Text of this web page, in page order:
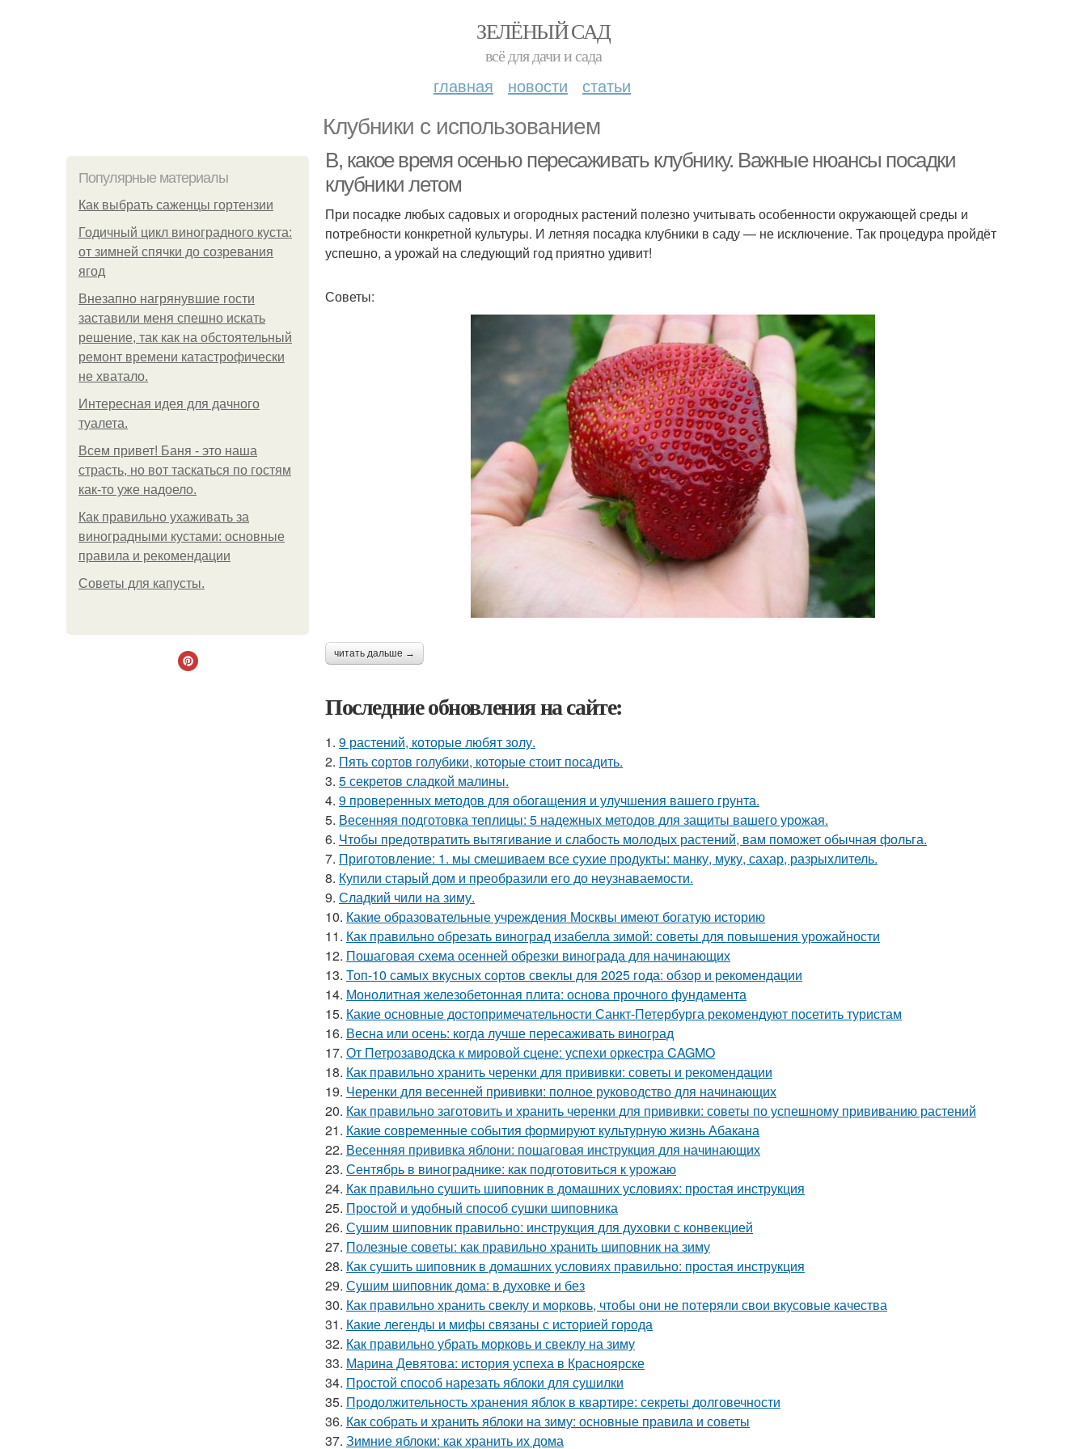
ЗЕЛЁНЫЙ САД
всё для дачи и сада
главная новости статьи
Клубники с использованием
Популярные материалы
Как выбрать саженцы гортензии
Годичный цикл виноградного куста:
от зимней спячки до созревания
ягод
Внезапно нагрянувшие гости
заставили меня спешно искать
решение, так как на обстоятельный
ремонт времени катастрофически
не хватало.
Интересная идея для дачного
туалета.
Всем привет! Баня - это наша
страсть, но вот таскаться по гостям
как-то уже надоело.
Как правильно ухаживать за
виноградными кустами: основные
правила и рекомендации
Советы для капусты.
В, какое время осенью пересаживать клубнику. Важные нюансы посадки
клубники летом
При посадке любых садовых и огородных растений полезно учитывать особенности окружающей среды и
потребности конкретной культуры. И летняя посадка клубники в саду — не исключение. Так процедура пройдёт
успешно, а урожай на следующий год приятно удивит!
Советы:
читать дальше →
Последние обновления на сайте:
1. 9 растений, которые любят золу.
2. Пять сортов голубики, которые стоит посадить.
3. 5 секретов сладкой малины.
4. 9 проверенных методов для обогащения и улучшения вашего грунта.
5. Весенняя подготовка теплицы: 5 надежных методов для защиты вашего урожая.
6. Чтобы предотвратить вытягивание и слабость молодых растений, вам поможет обычная фольга.
7. Приготовление: 1. мы смешиваем все сухие продукты: манку, муку, сахар, разрыхлитель.
8. Купили старый дом и преобразили его до неузнаваемости.
9. Сладкий чили на зиму.
10. Какие образовательные учреждения Москвы имеют богатую историю
11. Как правильно обрезать виноград изабелла зимой: советы для повышения урожайности
12. Пошаговая схема осенней обрезки винограда для начинающих
13. Топ-10 самых вкусных сортов свеклы для 2025 года: обзор и рекомендации
14. Монолитная железобетонная плита: основа прочного фундамента
15. Какие основные достопримечательности Санкт-Петербурга рекомендуют посетить туристам
16. Весна или осень: когда лучше пересаживать виноград
17. От Петрозаводска к мировой сцене: успехи оркестра CAGMO
18. Как правильно хранить черенки для прививки: советы и рекомендации
19. Черенки для весенней прививки: полное руководство для начинающих
20. Как правильно заготовить и хранить черенки для прививки: советы по успешному прививанию растений
21. Какие современные события формируют культурную жизнь Абакана
22. Весенняя прививка яблони: пошаговая инструкция для начинающих
23. Сентябрь в винограднике: как подготовиться к урожаю
24. Как правильно сушить шиповник в домашних условиях: простая инструкция
25. Простой и удобный способ сушки шиповника
26. Сушим шиповник правильно: инструкция для духовки с конвекцией
27. Полезные советы: как правильно хранить шиповник на зиму
28. Как сушить шиповник в домашних условиях правильно: простая инструкция
29. Сушим шиповник дома: в духовке и без
30. Как правильно хранить свеклу и морковь, чтобы они не потеряли свои вкусовые качества
31. Какие легенды и мифы связаны с историей города
32. Как правильно убрать морковь и свеклу на зиму
33. Марина Девятова: история успеха в Красноярске
34. Простой способ нарезать яблоки для сушилки
35. Продолжительность хранения яблок в квартире: секреты долговечности
36. Как собрать и хранить яблоки на зиму: основные правила и советы
37. Зимние яблоки: как хранить их дома